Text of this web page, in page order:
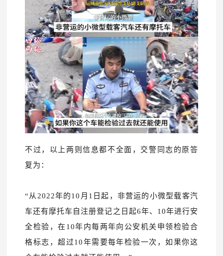
不过，以上两则信息都不全面，交警同志的原答
复为：
“ 从2022年的10月1日起，非营运的小微型载客汽
车还有摩托车自注册登记之日起6年、10年进行安
全检验，在10年内每两年向公安机关申领检验合
格标志，超过10年需要每年检验一次，如果你这